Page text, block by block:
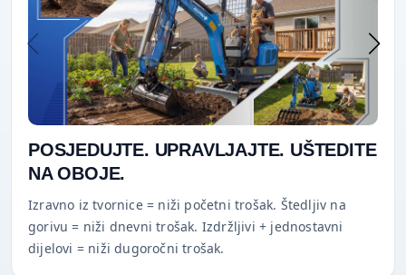
POSJEDUJTE. UPRAVLJAJTE. UŠTEDITE
NA OBOJE.
Izravno iz tvornice = niži početni trošak. Štedljiv na
gorivu = niži dnevni trošak. Izdržljivi + jednostavni
dijelovi = niži dugoročni trošak.